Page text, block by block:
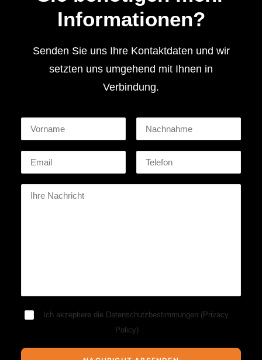
Informationen?
Senden Sie uns Ihre Kontaktdaten und wir
setzten uns umgehend mit Ihnen in
Verbindung.
Ich akzeptiere die Datenschutzbestimmungen (Privacy
Policy)